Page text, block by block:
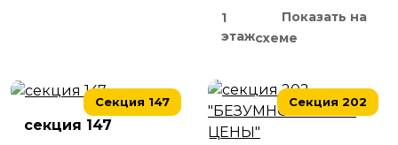
Термобелье
1
этаж
Показать на
схеме
Секция 147
секция 147
Секция 202